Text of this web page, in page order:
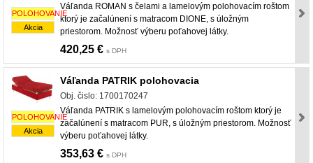
POLOHOVANIE
Akcia
Váľanda ROMAN s čelami a lamelovým polohovacím roštom
ktorý je začalúnení s matracom DIONE, s úložným
priestorom. Možnosť výberu poťahovej látky.
420,25 € s DPH
POLOHOVANIE
Akcia
Váľanda PATRIK polohovacia
Obj. čislo: 1700170247
Váľanda PATRIK s lamelovým polohovacím roštom ktorý je
začalúnení s matracom PUR, s úložným priestorom. Možnosť
výberu poťahovej látky.
353,63 € s DPH